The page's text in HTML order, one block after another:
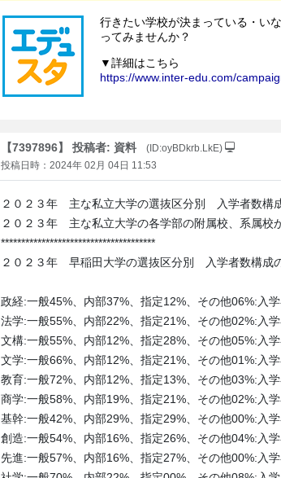
【7397896】 投稿者: 資料
(ID:oyBDkrb.LkE)
投稿日時：2024年 02月 04日 11:53
２０２３年 主な私立大学の選抜区分別 入学者数構成
２０２３年 主な私立大学の各学部の附属校、系属校
**************************************
２０２３年 早稲田大学の選抜区分別 入学者数構成の
政経:一般45%、内部37%、指定12%、その他06%:入
法学:一般55%、内部22%、指定21%、その他02%:入
文構:一般55%、内部12%、指定28%、その他05%:入
文学:一般66%、内部12%、指定21%、その他01%:入
教育:一般72%、内部12%、指定13%、その他03%:入
商学:一般58%、内部19%、指定21%、その他02%:入
基幹:一般42%、内部29%、指定29%、その他00%:入
創造:一般54%、内部16%、指定26%、その他04%:入
先進:一般57%、内部16%、指定27%、その他00%:入